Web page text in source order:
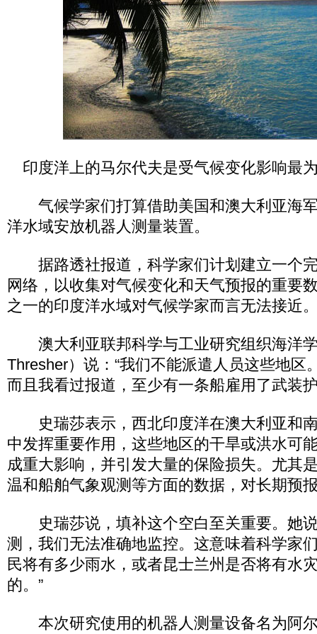
印度洋上的马尔代夫是受气候变化影响最
气候学家们打算借助美国和澳大利亚海
洋水域安放机器人测量装置。
据路透社报道，科学家们计划建立一个
网络，以收集对气候变化和天气预报的重要
之一的印度洋水域对气候学家而言无法接近
澳大利亚联邦科学与工业研究组织海洋学
Thresher）说：“我们不能派遣人员这些地区
而且我看过报道，至少有一条船雇用了武装
史瑞莎表示，西北印度洋在澳大利亚和
中发挥重要作用，这些地区的干旱或洪水可
成重大影响，并引发大量的保险损失。尤其
温和船舶气象观测等方面的数据，对长期预
史瑞莎说，填补这个空白至关重要。她说
测，我们无法准确地监控。这意味着科学家
民将有多少雨水，或者昆士兰州是否将有水
的。”
本次研究使用的机器人测量设备名为阿